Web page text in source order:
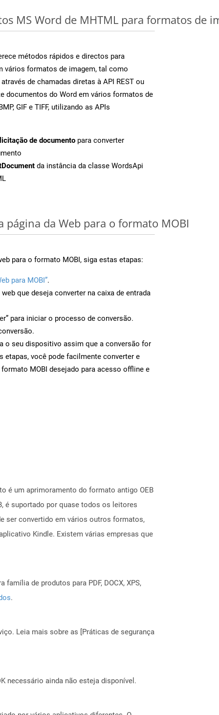
MS Word de MHTML para formatos de
métodos rápidos e directos para
vários formatos de imagem, tal como
de chamadas diretas à API REST ou
documentos do Word em vários formatos de
GIF e TIFF, utilizando as APIs
de documento para converter
da instância da classe WordsApi
página da Web para o formato MOBI
para o formato MOBI, siga estas etapas:
para MOBI”.
que deseja converter na caixa de entrada
para iniciar o processo de conversão.
o seu dispositivo assim que a conversão for
etapas, você pode facilmente converter e
MOBI desejado para acesso offline e
é um aprimoramento do formato antigo OEB
é suportado por quase todos os leitores
ser convertido em vários outros formatos,
Kindle. Existem várias empresas que
de produtos para PDF, DOCX, XPS,
.
Leia mais sobre as [Práticas de segurança
necessário ainda não esteja disponível.